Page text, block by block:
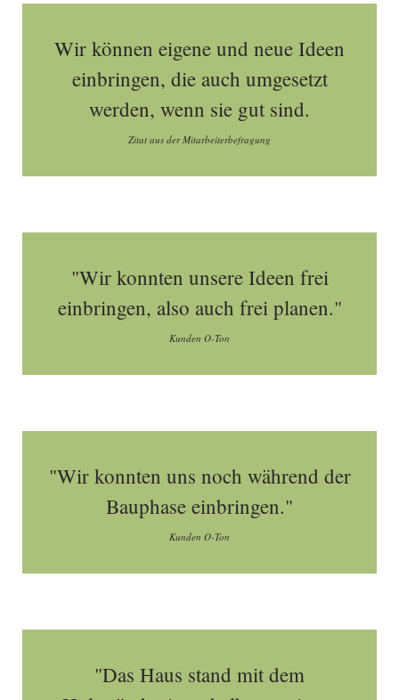
Wir können eigene und neue Ideen
einbringen, die auch umgesetzt
werden, wenn sie gut sind.
Zitat aus der Mitarbeiterbefragung
"Wir konnten unsere Ideen frei
einbringen, also auch frei planen."
Kunden O-Ton
"Wir konnten uns noch während der
Bauphase einbringen."
Kunden O-Ton
"Das Haus stand mit dem